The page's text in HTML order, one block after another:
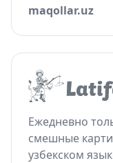
maqollar.uz
Ежедневно
смешные
узбекском